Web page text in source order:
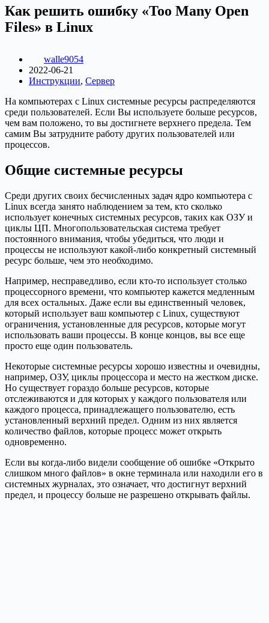
Как решить ошибку «Too Many Open
Files» в Linux
walle9054
2022-06-21
Инструкции, Сервер
На компьютерах с Linux системные ресурсы распределяются
среди пользователей. Если Вы используете больше ресурсов,
чем вам положено, то вы достигнете верхнего предела. Тем
самим Вы затрудните работу других пользователей или
процессов.
Общие системные ресурсы
Среди других своих бесчисленных задач ядро компьютера с
Linux всегда занято наблюдением за тем, кто сколько
использует конечных системных ресурсов, таких как ОЗУ и
циклы ЦП. Многопользовательская система требует
постоянного внимания, чтобы убедиться, что люди и
процессы не используют какой-либо конкретный системный
ресурс больше, чем это необходимо.
Например, несправедливо, если кто-то использует столько
процессорного времени, что компьютер кажется медленным
для всех остальных. Даже если вы единственный человек,
который использует ваш компьютер с Linux, существуют
ограничения, установленные для ресурсов, которые могут
использовать ваши процессы. В конце концов, вы все еще
просто еще один пользователь.
Некоторые системные ресурсы хорошо известны и очевидны,
например, ОЗУ, циклы процессора и место на жестком диске.
Но существует гораздо больше ресурсов, которые
отслеживаются и для которых у каждого пользователя или
каждого процесса, принадлежащего пользователю, есть
установленный верхний предел. Одним из них является
количество файлов, которые процесс может открыть
одновременно.
Если вы когда-либо видели сообщение об ошибке «Открыто
слишком много файлов» в окне терминала или находили его в
системных журналах, это означает, что достигнут верхний
предел, и процессу больше не разрешено открывать файлы.